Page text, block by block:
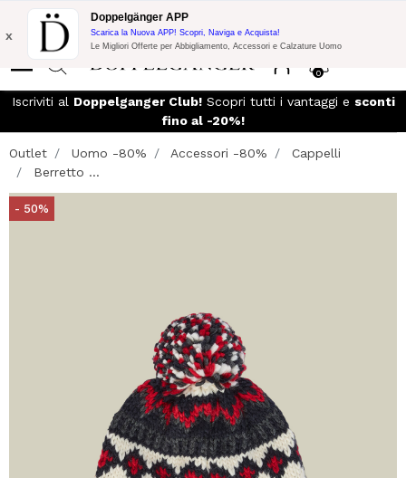
Promo Flash:
10% di Extra Sconto su 300€ di Acquisto con codice:
DOPPEL300
0
x
Doppelgänger APP
Scarica la Nuova APP! Scopri, Naviga e Acquista!
Le Migliori Offerte per Abbigliamento, Accessori e Calzature Uomo
Iscriviti al Doppelganger Club!Scopri tutti i vantaggi e sconti
fino al -20%!
Outlet Uomo -80% Accessori -80%
Cappelli
Berretto ...
- 50%